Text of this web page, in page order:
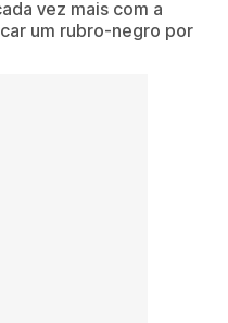
vez mais com a
um rubro-negro por